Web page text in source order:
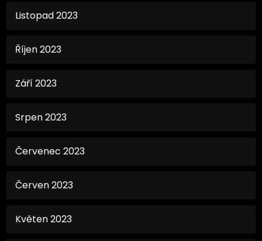
Listopad 2023
Říjen 2023
Září 2023
Srpen 2023
Červenec 2023
Červen 2023
Květen 2023